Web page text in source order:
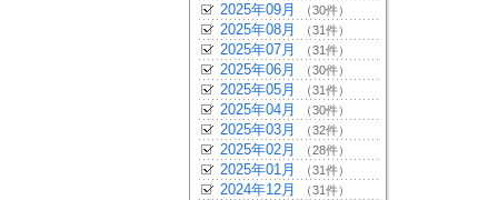
2025年09月 （30件）
2025年08月 （31件）
2025年07月 （31件）
2025年06月 （30件）
2025年05月 （31件）
2025年04月 （30件）
2025年03月 （32件）
2025年02月 （28件）
2025年01月 （31件）
2024年12月 （31件）